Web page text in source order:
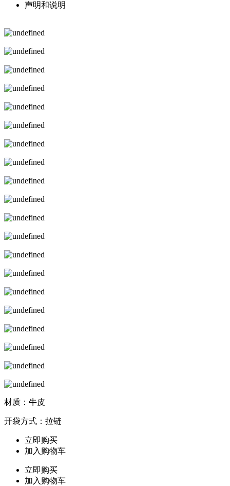
声明和说明
材质：牛皮
开袋方式：拉链
立即购买
加入购物车
立即购买
加入购物车